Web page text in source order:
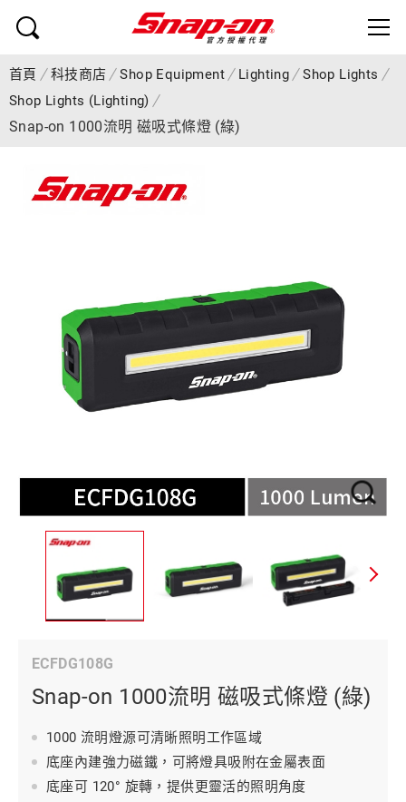
首頁 科技商店 Shop Equipment Lighting
Shop Lights
Shop Lights (Lighting)
Snap-on 1000流明 磁吸式條燈 (綠)
ECFDG108G
Snap-on 1000流明 磁吸式條燈 (綠)
1000 流明燈源可清晰照明工作區域
底座內建強力磁鐵，可將燈具吸附在金屬表面
底座可 120° 旋轉，提供更靈活的照明角度